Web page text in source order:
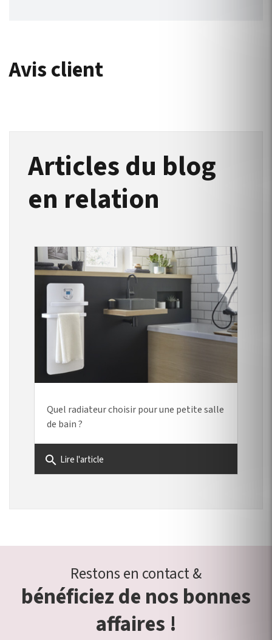
Avis client
Articles du blog
en relation
Quel radiateur choisir pour une petite salle
de bain ?
search Lire l'article
Restons en contact &
bénéficiez de nos bonnes
affaires !